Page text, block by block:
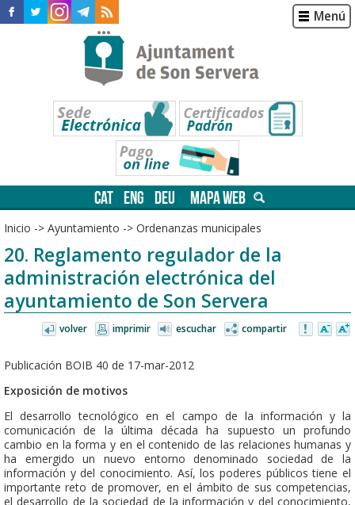
Menú
CAT ENG DEU MAPA WEB
Inicio -> Ayuntamiento -> Ordenanzas municipales
20. Reglamento regulador de la
administración electrónica del
ayuntamiento de Son Servera
volver imprimir escuchar compartir
Publicación BOIB 40 de 17-mar-2012
Exposición de motivos
El desarrollo tecnológico en el campo de la información y la
comunicación de la última década ha supuesto un profundo
cambio en la forma y en el contenido de las relaciones humanas y
ha emergido un nuevo entorno denominado sociedad de la
información y del conocimiento. Así, los poderes públicos tiene el
importante reto de promover, en el ámbito de sus competencias,
el desarrollo de la sociedad de la información y del conocimiento,